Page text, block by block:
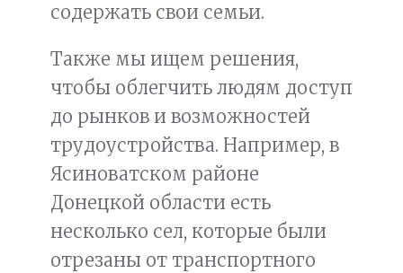
содержать свои семьи.
Также мы ищем решения,
чтобы облегчить людям доступ
до рынков и возможностей
трудоустройства. Например, в
Ясиноватском районе
Донецкой области есть
несколько сел, которые были
отрезаны от транспортного